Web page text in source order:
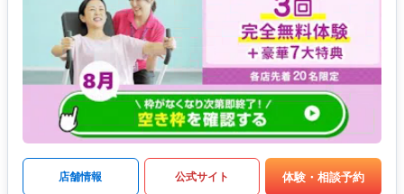
店舗情報 公式サイト 体験・相談予約